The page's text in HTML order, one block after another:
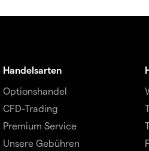
Handelsarten
Optionshandel
CFD-Trading
Premium Service
Unsere Gebühren